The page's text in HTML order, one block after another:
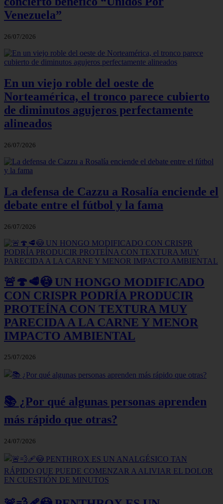
Venezuela”
26/07/2026
En un viejo roble del oeste de
Norteamérica, el tronco parece cubierto
de diminutos agujeros perfectamente
alineados
26/07/2026
La defensa de Cazzu a Rosalía enciende el
debate entre el fútbol y la fama
26/07/2026
🚨🍄🥩😳 UN HONGO MODIFICADO
CON CRISPR PODRÍA PRODUCIR
PROTEÍNA CON TEXTURA MUY
PARECIDA A LA CARNE Y MENOR
IMPACTO AMBIENTAL
25/07/2026
📚 ¿Por qué algunas personas aprenden
más rápido que otras?
24/07/2026